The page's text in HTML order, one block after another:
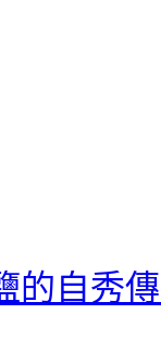
的自秀